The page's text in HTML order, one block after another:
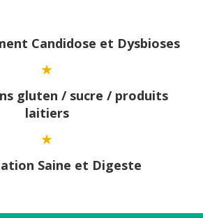
Candidose et Dysbioses
gluten / sucre / produits
laitiers
Saine et Digeste